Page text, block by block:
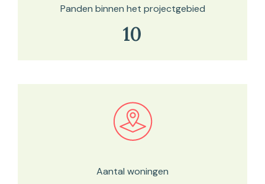
Panden binnen het projectgebied
10
Bekijk in onze kaartviewer
Aantal woningen